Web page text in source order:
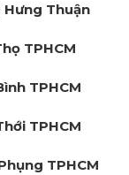
Thuận
TPHCM
TPHCM
TPHCM
TPHCM